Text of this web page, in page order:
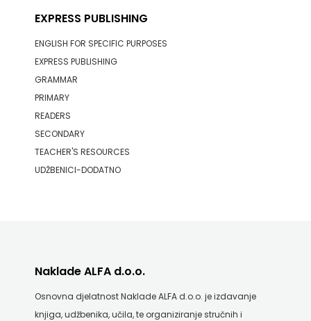
EXPRESS PUBLISHING
ENGLISH FOR SPECIFIC PURPOSES
EXPRESS PUBLISHING
GRAMMAR
PRIMARY
READERS
SECONDARY
TEACHER'S RESOURCES
UDŽBENICI-DODATNO
Naklade ALFA d.o.o.
Osnovna djelatnost Naklade ALFA d.o.o. je izdavanje
knjiga, udžbenika, učila, te organiziranje stručnih i